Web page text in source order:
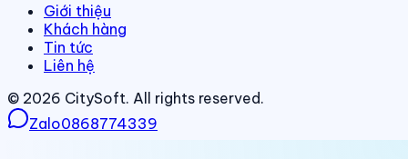
Giới thiệu
Khách hàng
Tin tức
Liên hệ
© 2026 CitySoft. All rights reserved.
Zalo0868774339